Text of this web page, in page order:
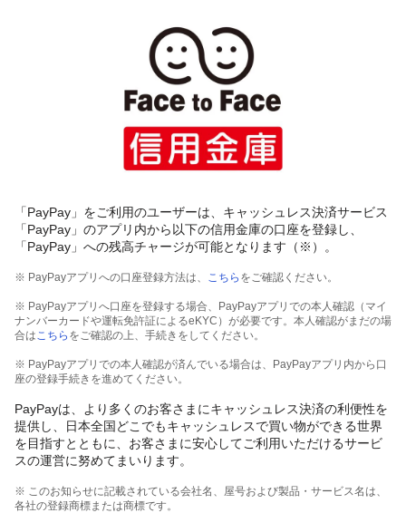
「PayPay」をご利用のユーザーは、キャッシュレス決済サービス
「PayPay」のアプリ内から以下の信用金庫の口座を登録し、
「PayPay」への残高チャージが可能となります（※）。
※ PayPayアプリへの口座登録方法は、 こちら をご確認ください。
※ PayPayアプリへ口座を登録する場合、PayPayアプリでの本人確認（マイ
ナンバーカードや運転免許証によるeKYC）が必要です。本人確認がまだの場
合は こちら をご確認の上、手続きをしてください。
※ PayPayアプリでの本人確認が済んでいる場合は、PayPayアプリ内から口
座の登録手続きを進めてください。
PayPayは、より多くのお客さまにキャッシュレス決済の利便性を
提供し、日本全国どこでもキャッシュレスで買い物ができる世界
を目指すとともに、お客さまに安心してご利用いただけるサービ
スの運営に努めてまいります。
※ このお知らせに記載されている会社名、屋号および製品・サービス名は、
各社の登録商標または商標です。